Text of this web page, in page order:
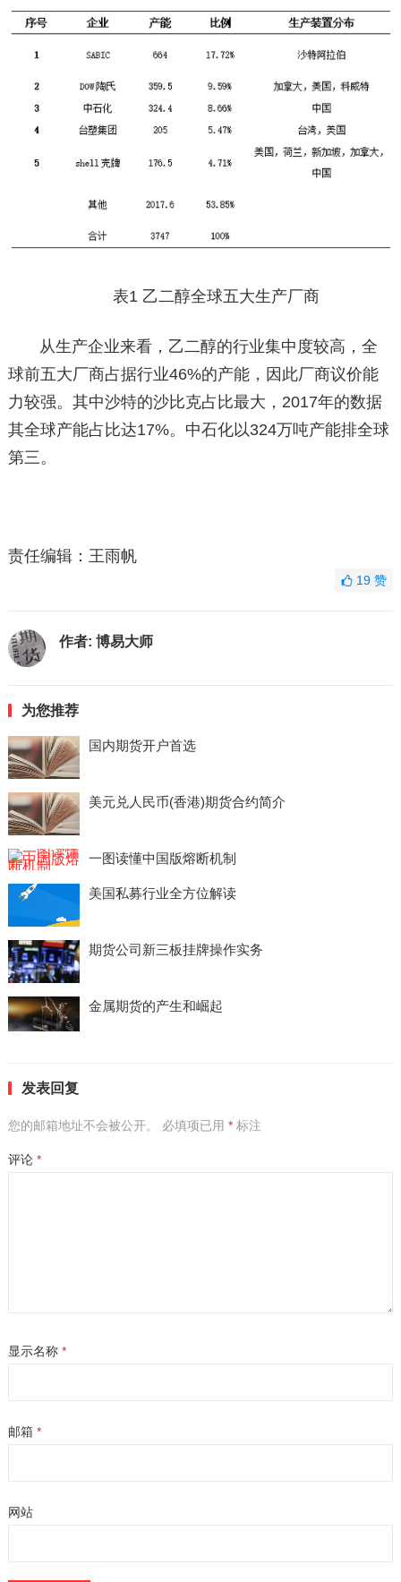
表1 乙二醇全球五大生产厂商
从生产企业来看，乙二醇的行业集中度较高，全
球前五大厂商占据行业46%的产能，因此厂商议价能
力较强。其中沙特的沙比克占比最大，2017年的数据
其全球产能占比达17%。中石化以324万吨产能排全球
第三。
责任编辑：王雨帆
19赞
作者: 博易大师
为您推荐
国内期货开户首选
美元兑人民币(香港)期货合约简介
一图读懂中国版熔断机制
美国私募行业全方位解读
期货公司新三板挂牌操作实务
金属期货的产生和崛起
发表回复
您的邮箱地址不会被公开。 必填项已用 *标注
评论 *
显示名称 *
邮箱 *
网站